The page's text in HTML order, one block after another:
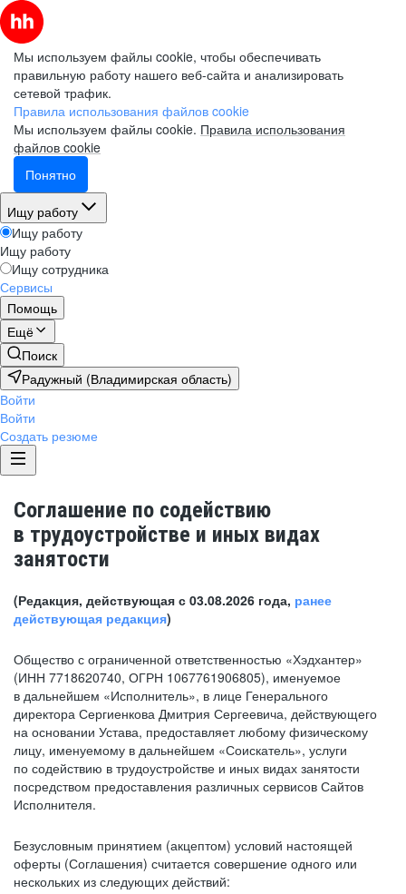
Мы используем файлы cookie, чтобы обеспечивать
правильную работу нашего веб-сайта и анализировать
сетевой трафик.
Правила использования файлов cookie
Мы используем файлы cookie. Правила использования
файлов cookie
Понятно
Ищу работу
Ищу работу
Ищу работу
Ищу сотрудника
Сервисы
Помощь
Ещё
Поиск
Радужный (Владимирская область)
Войти
Войти
Создать резюме
Соглашение по содействию
в трудоустройстве и иных видах
занятости
(Редакция, действующая с 03.08.2026 года, ранее
действующая редакция)
Общество с ограниченной ответственностью «Хэдхантер»
(ИНН 7718620740, ОГРН 1067761906805), именуемое
в дальнейшем «Исполнитель», в лице Генерального
директора Сергиенкова Дмитрия Сергеевича, действующего
на основании Устава, предоставляет любому физическому
лицу, именуемому в дальнейшем «Соискатель», услуги
по содействию в трудоустройстве и иных видах занятости
посредством предоставления различных сервисов Сайтов
Исполнителя.
Безусловным принятием (акцептом) условий настоящей
оферты (Соглашения) считается совершение одного или
нескольких из следующих действий: